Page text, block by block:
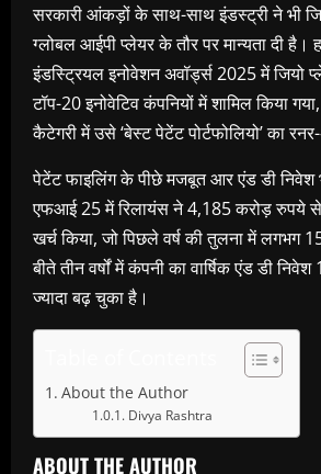
सरकारी आंकड़ों के साथ-साथ इंडस्ट्री ने भी
ग्लोबल आईपी प्लेयर के तौर पर मान्यता दी
इंडस्ट्रियल इनोवेशन अवॉर्ड्स 2025 में जियो
टॉप-20 इनोवेटिव कंपनियों में शामिल किया
कैटेगरी में उसे ‘बेस्ट पेटेंट पोर्टफोलियो’ का
पेटेंट फाइलिंग के पीछे मजबूत आर एंड डी निवेश
एफआई 25 में रिलायंस ने 4,185 करोड़ रुपये
खर्च किया, जो पिछले वर्ष की तुलना में लगभग
बीते तीन वर्षों में कंपनी का वार्षिक एंड डी
ज्यादा बढ़ चुका है।
About the Author
Divya Rashtra
ABOUT THE AUTHOR